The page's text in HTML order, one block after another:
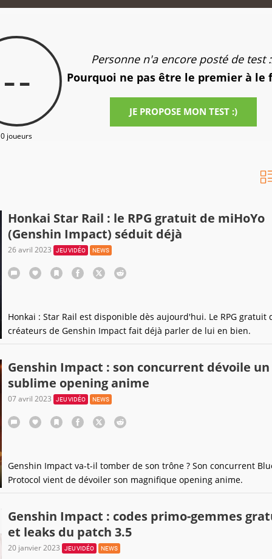
--
0 joueurs
Personne n'a encore posté de test
Pourquoi ne pas être le premier à le
JE PROPOSE MON TEST :)
Honkai Star Rail : le RPG gratuit de miHoYo
(Genshin Impact) séduit déjà
26 avril 2023 JEU VIDÉO NEWS
Honkai : Star Rail est disponible dès aujourd'hui. Le RPG gratuit
créateurs de Genshin Impact fait déjà parler de lui en bien.
Genshin Impact : son concurrent dévoile un
sublime opening anime
07 avril 2023 JEU VIDÉO NEWS
Genshin Impact va-t-il tomber de son trône ? Son concurrent
Protocol vient de dévoiler son magnifique opening anime.
Genshin Impact : codes primo-gemmes
et leaks du patch 3.5
20 janvier 2023 JEU VIDÉO NEWS